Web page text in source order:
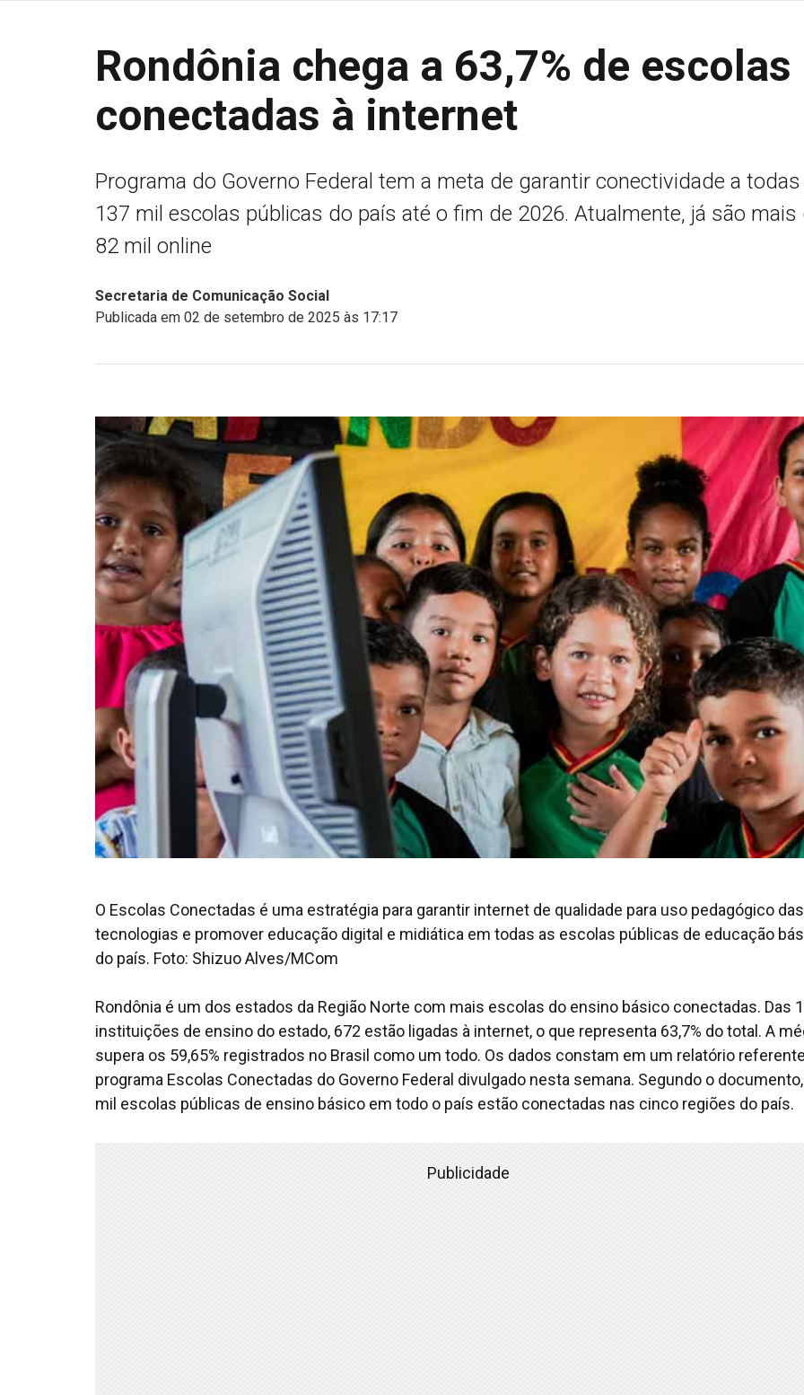
Rondônia chega a 63,7% de escolas
conectadas à internet
Programa do Governo Federal tem a meta de garantir conectividade a todas
137 mil escolas públicas do país até o fim de 2026. Atualmente, já são mais
82 mil online
Secretaria de Comunicação Social
Publicada em 02 de setembro de 2025 às 17:17
O Escolas Conectadas é uma estratégia para garantir internet de qualidade para uso pedagógico das
tecnologias e promover educação digital e midiática em todas as escolas públicas de educação
do país. Foto: Shizuo Alves/MCom
Rondônia é um dos estados da Região Norte com mais escolas do ensino básico conectadas. Das
instituições de ensino do estado, 672 estão ligadas à internet, o que representa 63,7% do total. A
supera os 59,65% registrados no Brasil como um todo. Os dados constam em um relatório
programa Escolas Conectadas do Governo Federal divulgado nesta semana. Segundo o
mil escolas públicas de ensino básico em todo o país estão conectadas nas cinco regiões do país.
Publicidade